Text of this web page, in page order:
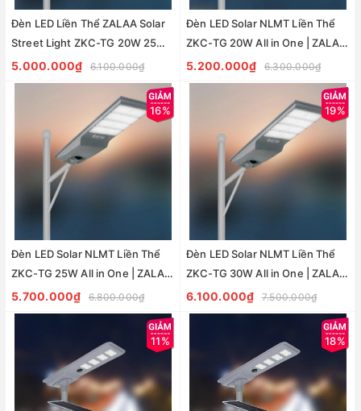
Đèn LED Liền Thể ZALAA Solar
Street Light ZKC-TG 20W 25W
30W All In One
5.000.000₫ 6.100.000₫
Đèn LED Solar NLMT Liền Thể
ZKC-TG 20W All in One | ZALAA
Street Light
5.200.000₫ 6.300.000₫
16%
Đèn LED Solar NLMT Liền Thể
ZKC-TG 25W All in One | ZALAA
Street Light
5.700.000₫ 6.800.000₫
19%
Đèn LED Solar NLMT Liền Thể
ZKC-TG 30W All in One | ZALAA
Street Light
6.100.000₫ 7.500.000₫
11% 18%